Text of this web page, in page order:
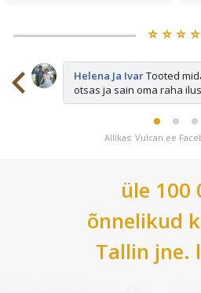
⭐️ ⭐️ ⭐️
Helena Ja IvarTooted
otsas ja sain oma raha
Allikas: Vulcan.ee
üle 100
õnnelikud
Tallin jne.